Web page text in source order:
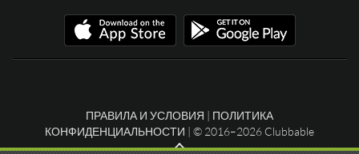
ПРАВИЛА И УСЛОВИЯ | ПОЛИТИКА
КОНФИДЕНЦИАЛЬНОСТИ | © 2016–2026 Clubbable